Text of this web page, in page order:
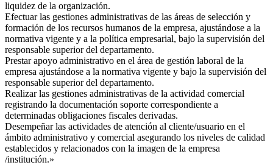
liquidez de la organización.
Efectuar las gestiones administrativas de las áreas de selección y
formación de los recursos humanos de la empresa, ajustándose a la
normativa vigente y a la política empresarial, bajo la supervisión del
responsable superior del departamento.
Prestar apoyo administrativo en el área de gestión laboral de la
empresa ajustándose a la normativa vigente y bajo la supervisión del
responsable superior del departamento.
Realizar las gestiones administrativas de la actividad comercial
registrando la documentación soporte correspondiente a
determinadas obligaciones fiscales derivadas.
Desempeñar las actividades de atención al cliente/usuario en el
ámbito administrativo y comercial asegurando los niveles de calidad
establecidos y relacionados con la imagen de la empresa
/institución.»